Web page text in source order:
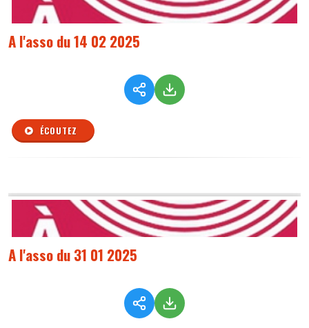
A l'asso du 14 02 2025
ÉCOUTEZ
A l'asso du 31 01 2025